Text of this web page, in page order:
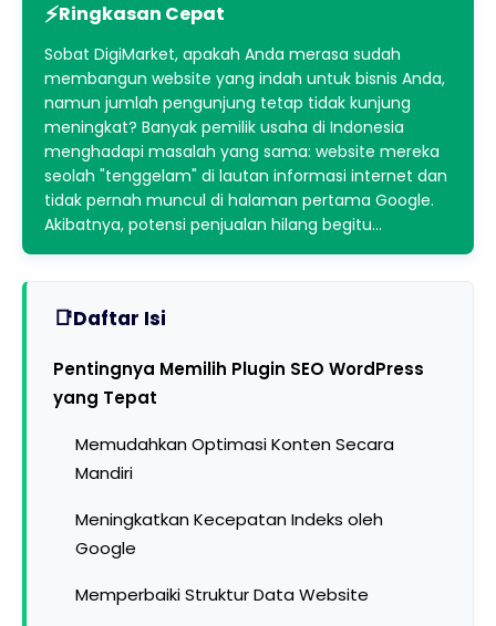
Ringkasan Cepat
Sobat DigiMarket, apakah Anda merasa sudah
membangun website yang indah untuk bisnis Anda,
namun jumlah pengunjung tetap tidak kunjung
meningkat? Banyak pemilik usaha di Indonesia
menghadapi masalah yang sama: website mereka
seolah "tenggelam" di lautan informasi internet dan
tidak pernah muncul di halaman pertama Google.
Akibatnya, potensi penjualan hilang begitu…
Daftar Isi
Pentingnya Memilih Plugin SEO WordPress
yang Tepat
Memudahkan Optimasi Konten Secara
Mandiri
Meningkatkan Kecepatan Indeks oleh
Google
Memperbaiki Struktur Data Website